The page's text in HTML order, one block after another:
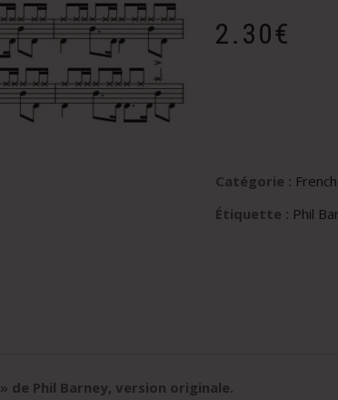
2.30€
Catégorie :
Étiquette : Phil
» de Phil Barney, version originale.